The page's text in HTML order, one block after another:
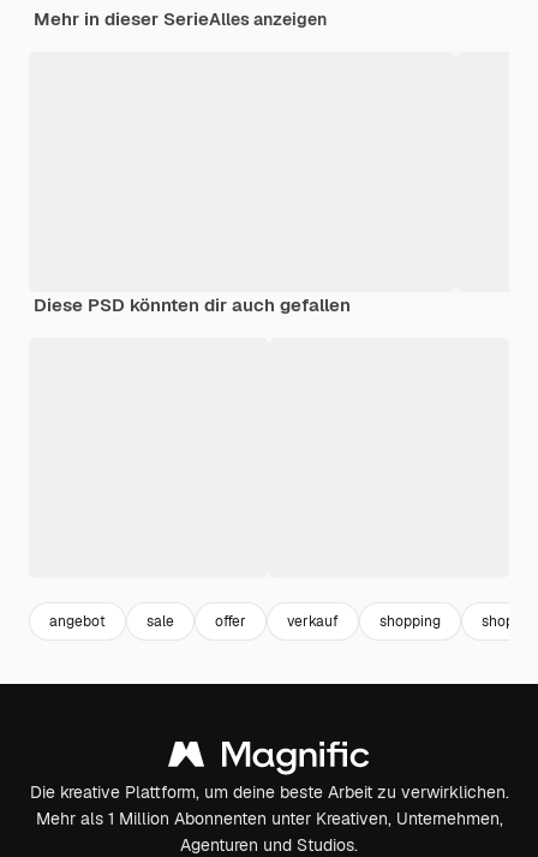
Mehr in dieser SerieAlles anzeigen
Diese PSD könnten dir auch gefallen
angebot sale offer verkauf shopping shop
Die kreative Plattform, um deine beste Arbeit zu verwirklichen.
Mehr als 1 Million Abonnenten unter Kreativen, Unternehmen,
Agenturen und Studios.